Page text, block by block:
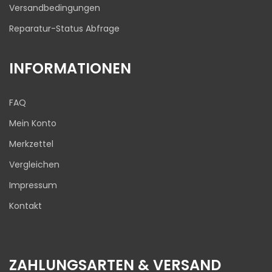
Versandbedingungen
Reparatur-Status Abfrage
INFORMATIONEN
FAQ
Mein Konto
Merkzettel
Vergleichen
Impressum
Kontakt
ZAHLUNGSARTEN & VERSAND